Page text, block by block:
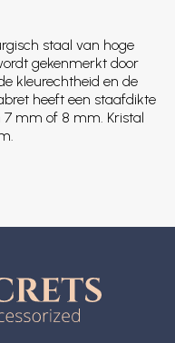
staal van hoge
gekenmerkt door
kleurechtheid en de
heeft een staafdikte
7 mm of 8 mm. Kristal